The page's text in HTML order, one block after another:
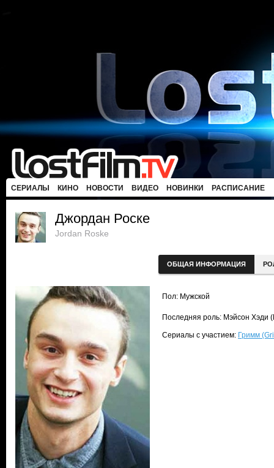
СЕРИАЛЫ КИНО НОВОСТИ ВИДЕО НОВИНКИ РАСПИСАНИЕ
Джордан Роске
Jordan Roske
ОБЩАЯ ИНФОРМАЦИЯ
Пол: Мужской
Последняя роль: Мэйсон Хэди
Сериалы с участием: Гримм